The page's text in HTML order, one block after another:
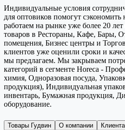
Индивидуальные условия
для оптовиков помогут
работаем на рынке уже более 20
товаров в Рестораны, Кафе, Бары,
помещения, Бизнес центры и
клиентов уже оценили сроки и
мы предлагаем. Мы закрываем
категорий в сегменте Horeca -
химия, Одноразовая посуда,
продукция), Индивидуальная
инвентарь, Бумажная продукция,
оборудование.
Товары Гудвин О компании